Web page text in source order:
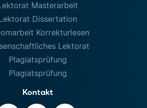
Masterarbeit
Dissertation
Korrekturlesen
Lektorat
Plagiatsprüfung
Plagiatsprüfung
Kontakt